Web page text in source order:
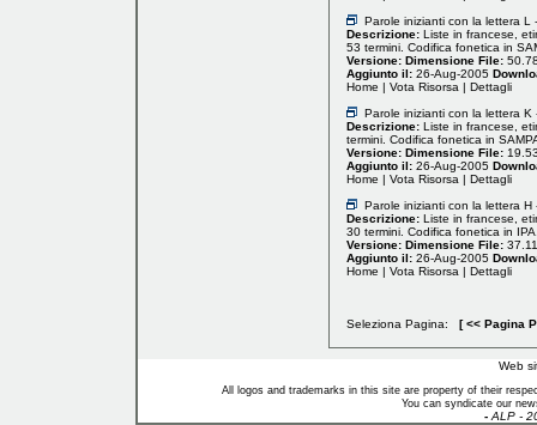
Parole inizianti con la lettera L
Descrizione: Liste in francese,
53 termini. Codifica fonetica in
Versione: Dimensione File:
Aggiunto il: 26-Aug-2005
Home | Vota Risorsa | Dettagli
Parole inizianti con la lettera K
Descrizione: Liste in francese,
termini. Codifica fonetica in
Versione: Dimensione File:
Aggiunto il: 26-Aug-2005
Home | Vota Risorsa | Dettagli
Parole inizianti con la lettera H
Descrizione: Liste in francese,
30 termini. Codifica fonetica in
Versione: Dimensione File:
Aggiunto il: 26-Aug-2005
Home | Vota Risorsa | Dettagli
Seleziona Pagina: [<< Pagina
Web
All logos and trademarks in this site are property of their
You can syndicate our
- ALP -